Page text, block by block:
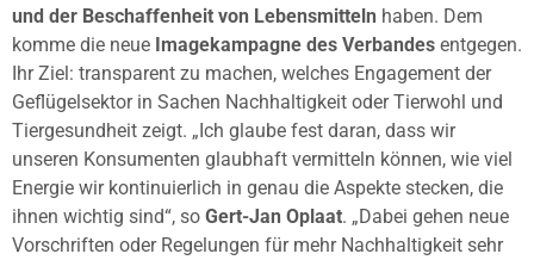
und der Beschaffenheit von Lebensmitteln haben. Dem
komme die neue Imagekampagne des Verbandes entgegen.
Ihr Ziel: transparent zu machen, welches Engagement der
Geflügelsektor in Sachen Nachhaltigkeit oder Tierwohl und
Tiergesundheit zeigt. „Ich glaube fest daran, dass wir
unseren Konsumenten glaubhaft vermitteln können, wie viel
Energie wir kontinuierlich in genau die Aspekte stecken, die
ihnen wichtig sind“, so Gert-Jan Oplaat. „Dabei gehen neue
Vorschriften oder Regelungen für mehr Nachhaltigkeit sehr